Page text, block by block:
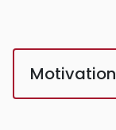
Motivation